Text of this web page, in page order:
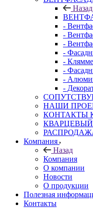
Назад
-
-
-
-
-
-
-
-
НАШИ
КОНТАКТЫ
Компания
Назад
Компания
О компании
Новости
О продукции
Полезная
Контакты